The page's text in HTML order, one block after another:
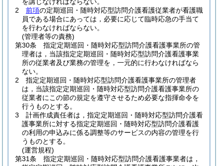
2
前項の定期巡回・随時対応型訪問介護看護従業者が看護職
員である場合にあっては，必要に応じて臨時応急の手当て
を行わなければならない。
(管理者等の責務)
第30条
指定定期巡回・随時対応型訪問介護看護事業所の管
理者は，当該指定定期巡回・随時対応型訪問介護看護事業
所の従業者及び業務の管理を，一元的に行わなければなら
ない。
2
指定定期巡回・随時対応型訪問介護看護事業所の管理者
は，当該指定定期巡回・随時対応型訪問介護看護事業所の
従業者にこの節の規定を遵守させるため必要な指揮命令を
行うものとする。
3
計画作成責任者は，指定定期巡回・随時対応型訪問介護看
護事業所に対する指定定期巡回・随時対応型訪問介護看護
の利用の申込みに係る調整等のサービスの内容の管理を行
うものとする。
(運営規程)
第31条
指定定期巡回・随時対応型訪問介護看護事業者は，